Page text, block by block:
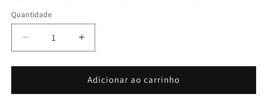
Quantidade
Diminuir
a
quantidade
Bule
Aumentar
a
quantidade
de
Bule
Adicionar ao carrinho